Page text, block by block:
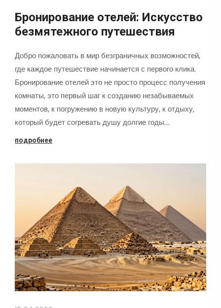
Бронирование отелей: Искусство
безмятежного путешествия
Добро пожаловать в мир безграничных возможностей,
где каждое путешествие начинается с первого клика.
Бронирование отелей это не просто процесс получения
комнаты, это первый шаг к созданию незабываемых
моментов, к погружению в новую культуру, к отдыху,
который будет согревать душу долгие годы.…
подробнее